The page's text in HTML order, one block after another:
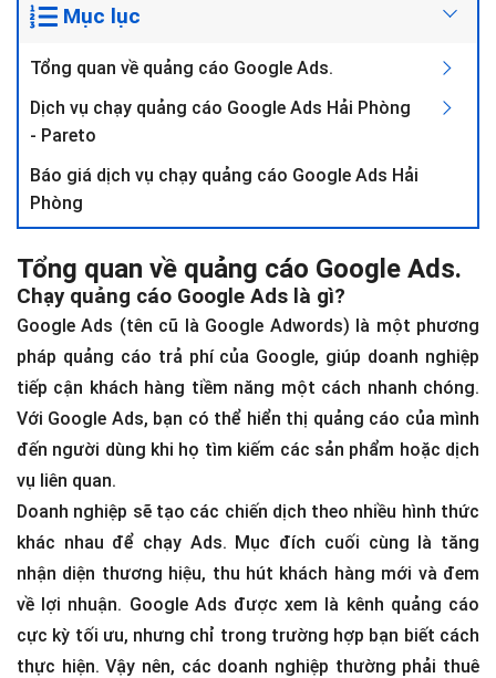
Mục lục
Tổng quan về quảng cáo Google Ads.
Dịch vụ chạy quảng cáo Google Ads Hải Phòng
- Pareto
Báo giá dịch vụ chạy quảng cáo Google Ads Hải
Phòng
Tổng quan về quảng cáo Google Ads.
Chạy quảng cáo Google Ads là gì?
Google Ads (tên cũ là Google Adwords) là một phương
pháp quảng cáo trả phí của Google, giúp doanh nghiệp
tiếp cận khách hàng tiềm năng một cách nhanh chóng.
Với Google Ads, bạn có thể hiển thị quảng cáo của mình
đến người dùng khi họ tìm kiếm các sản phẩm hoặc dịch
vụ liên quan.
Doanh nghiệp sẽ tạo các chiến dịch theo nhiều hình thức
khác nhau để chạy Ads. Mục đích cuối cùng là tăng
nhận diện thương hiệu, thu hút khách hàng mới và đem
về lợi nhuận. Google Ads được xem là kênh quảng cáo
cực kỳ tối ưu, nhưng chỉ trong trường hợp bạn biết cách
thực hiện. Vậy nên, các doanh nghiệp thường phải thuê